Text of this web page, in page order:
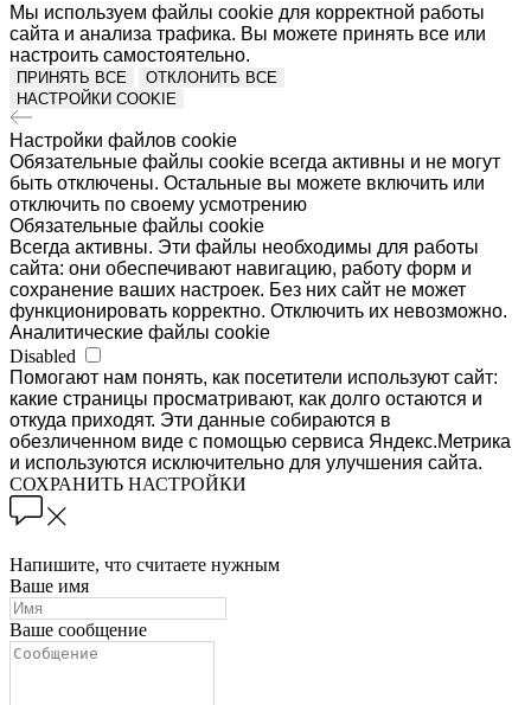
Мы используем файлы cookie для корректной работы
сайта и анализа трафика. Вы можете принять все или
настроить самостоятельно.
ПРИНЯТЬ ВСЕ
ОТКЛОНИТЬ ВСЕ
НАСТРОЙКИ COOKIE
Настройки файлов cookie
Обязательные файлы cookie всегда активны и не могут
быть отключены. Остальные вы можете включить или
отключить по своему усмотрению
Обязательные файлы cookie
Всегда активны. Эти файлы необходимы для работы
сайта: они обеспечивают навигацию, работу форм и
сохранение ваших настроек. Без них сайт не может
функционировать корректно. Отключить их невозможно.
Аналитические файлы cookie
Disabled
Помогают нам понять, как посетители используют сайт:
какие страницы просматривают, как долго остаются и
откуда приходят. Эти данные собираются в
обезличенном виде с помощью сервиса Яндекс.Метрика
и используются исключительно для улучшения сайта.
СОХРАНИТЬ НАСТРОЙКИ
Напишите, что считаете нужным
Ваше имя
Ваше сообщение